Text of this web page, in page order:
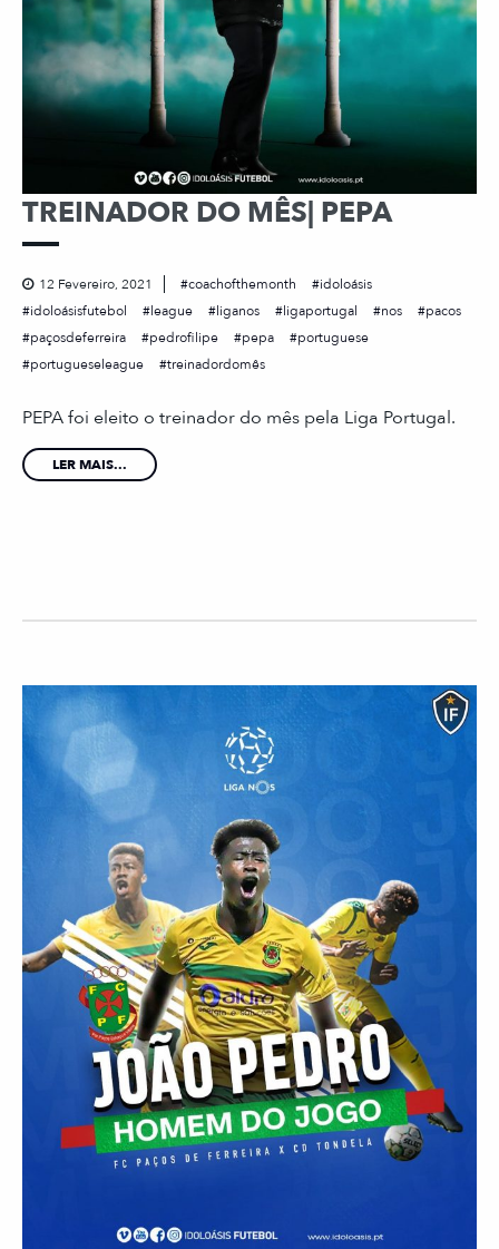
TREINADOR DO MÊS| PEPA
12 Fevereiro, 2021 coachofthemonth
idoloásis
idoloásisfutebol
league liganos ligaportugal nos
pacos
paçosdeferreira
pedrofilipe pepa
portuguese
portugueseleague
treinadordomês
PEPA foi eleito o treinador do mês pela Liga Portugal.
LER MAIS...